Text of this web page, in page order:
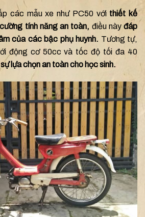
các mẫu xe như PC50 với thiết kế
tính năng an toàn, điều nàyđáp
của các bậc phụ huynh. Tương tự,
động cơ 50cc và tốc độ tối đa 40
lựa chọn an toàn cho học sinh.